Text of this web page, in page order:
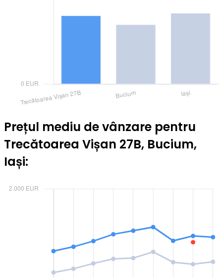
Prețul mediu de vânzare pentru
Trecătoarea Vișan 27B, Bucium,
Iași: